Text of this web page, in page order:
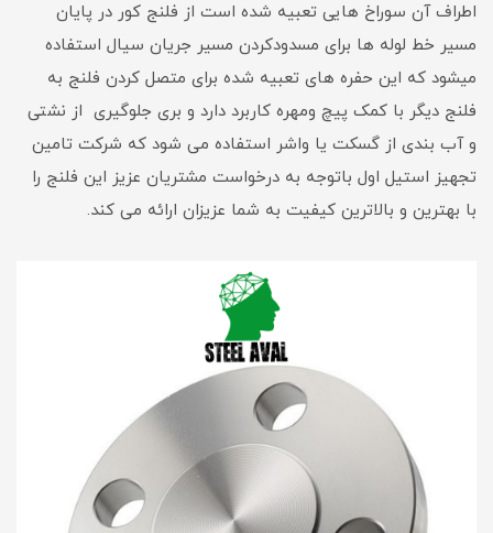
اطراف آن سوراخ هایی تعبیه شده است از فلنج کور در پایان
مسیر خط لوله ها برای مسدودکردن مسیر جریان سیال استفاده
میشود که این حفره های تعبیه شده برای متصل کردن فلنج به
فلنج دیگر با کمک پیچ ومهره کاربرد دارد و بری جلوگیری از نشتی
و آب بندی از گسکت یا واشر استفاده می شود که شرکت تامین
تجهیز استیل اول باتوجه به درخواست مشتریان عزیز این فلنج را
با بهترین و بالاترین کیفیت به شما عزیزان ارائه می کند.